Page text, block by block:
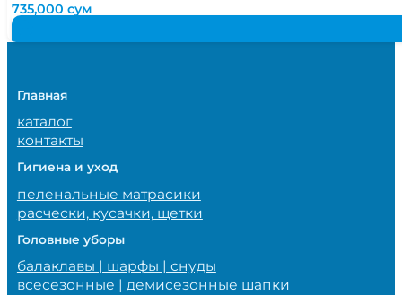
735,000сум
Главная
каталог
контакты
Гигиена и уход
пеленальные матрасики
расчески, кусачки, щетки
Головные уборы
балаклавы | шарфы | снуды
всесезонные | демисезонные шапки